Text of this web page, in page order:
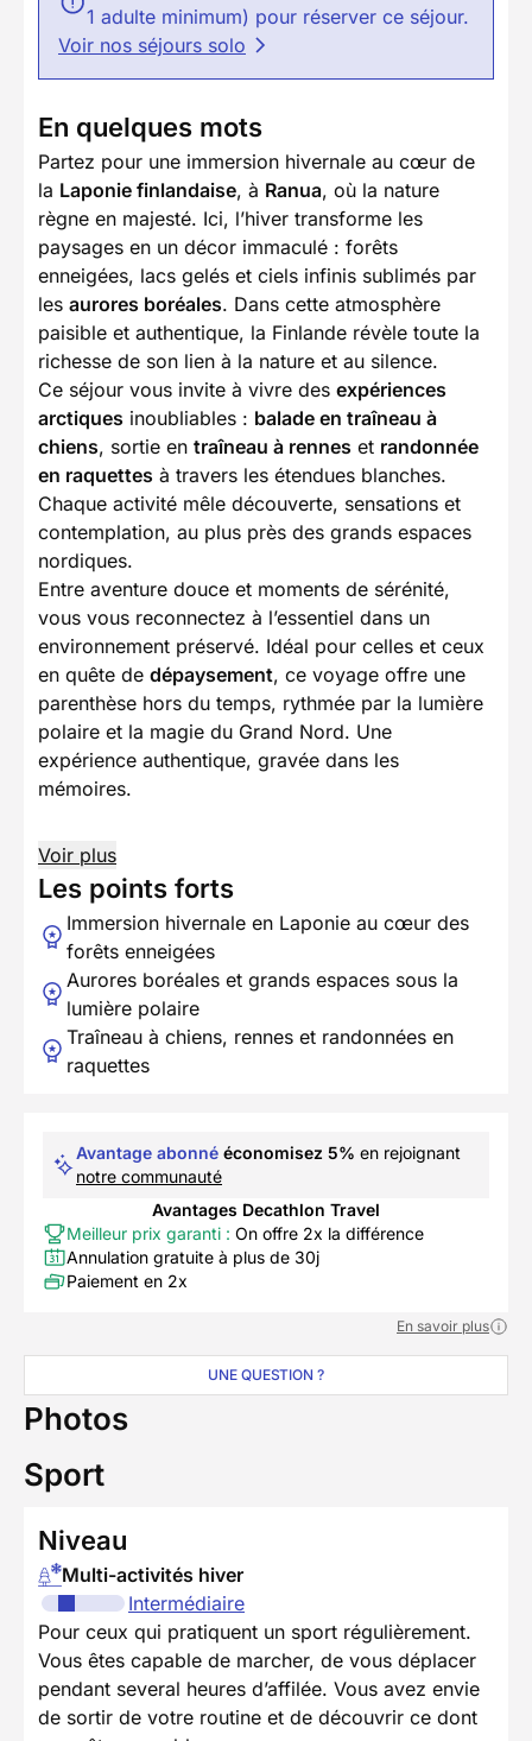
1 adulte minimum) pour réserver ce séjour.
Voir nos séjours solo
En quelques mots
Partez pour une immersion hivernale au cœur de
la Laponie finlandaise, à Ranua, où la nature
règne en majesté. Ici, l’hiver transforme les
paysages en un décor immaculé : forêts
enneigées, lacs gelés et ciels infinis sublimés par
les aurores boréales. Dans cette atmosphère
paisible et authentique, la Finlande révèle toute la
richesse de son lien à la nature et au silence.
Ce séjour vous invite à vivre des expériences
arctiques inoubliables : balade en traîneau à
chiens, sortie en traîneau à rennes et randonnée
en raquettes à travers les étendues blanches.
Chaque activité mêle découverte, sensations et
contemplation, au plus près des grands espaces
nordiques.
Entre aventure douce et moments de sérénité,
vous vous reconnectez à l’essentiel dans un
environnement préservé. Idéal pour celles et ceux
en quête de dépaysement, ce voyage offre une
parenthèse hors du temps, rythmée par la lumière
polaire et la magie du Grand Nord. Une
expérience authentique, gravée dans les
mémoires.
Voir plus
Les points forts
Immersion hivernale en Laponie au cœur des
forêts enneigées
Aurores boréales et grands espaces sous la
lumière polaire
Traîneau à chiens, rennes et randonnées en
raquettes
Avantage abonné économisez 5% en rejoignant
notre communauté
Avantages Decathlon Travel
Meilleur prix garanti : On offre 2x la différence
Annulation gratuite à plus de 30j
Paiement en 2x
En savoir plus
UNE QUESTION ?
Photos
Sport
Niveau
Multi-activités hiver
Intermédiaire
Pour ceux qui pratiquent un sport régulièrement.
Vous êtes capable de marcher, de vous déplacer
pendant several heures d’affilée. Vous avez envie
de sortir de votre routine et de découvrir ce dont